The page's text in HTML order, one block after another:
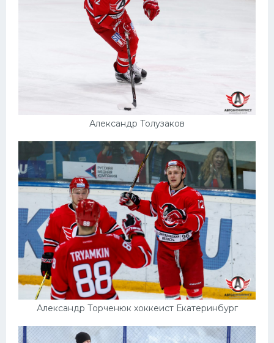
Александр Толузаков
Александр Торченюк хоккеист Екатеринбург